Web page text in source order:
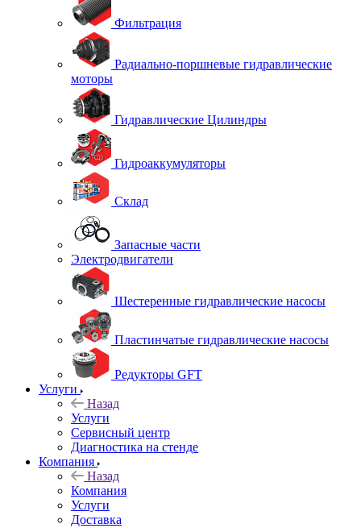
Фильтрация
Радиально-поршневые гидравлические
моторы
Гидравлические Цилиндры
Гидроаккумуляторы
Склад
Запасные части
Электродвигатели
Шестеренные гидравлические насосы
Пластинчатые гидравлические насосы
Редукторы GFT
Услуги
Назад
Услуги
Сервисный центр
Диагностика на стенде
Компания
Назад
Компания
Услуги
Доставка